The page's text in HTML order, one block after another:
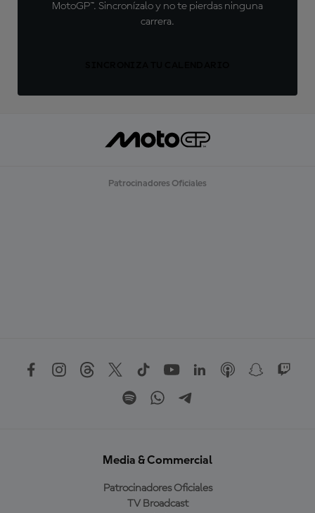
MotoGP™. Sincronízalo y no te pierdas ninguna
carrera.
Patrocinadores Oficiales
Media & Commercial
Patrocinadores Oficiales
TV Broadcast